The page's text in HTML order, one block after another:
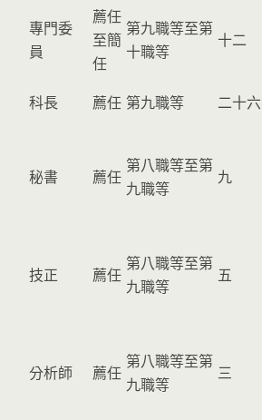
專門委
員
薦任
至簡
任
第九職等至第
十職等
十二
科長 薦任 第九職等 二十六
秘書 薦任
第八職等至第
九職等
九
技正 薦任
第八職等至第
九職等
五
分析師 薦任
第八職等至第
九職等
三